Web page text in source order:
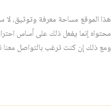
هذا الموقع مساحة معرفة وتوثيق،
محتواه إنما يفعل ذلك على أساس
ومع ذلك إن كنت ترغب بالتواصل